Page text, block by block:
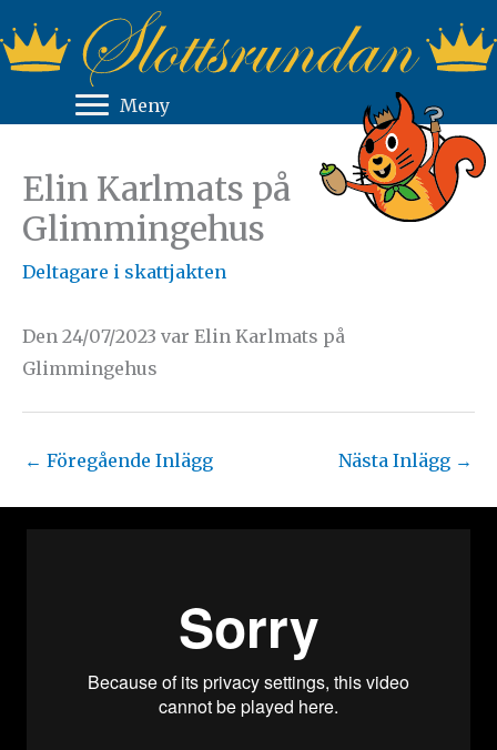
till
innehåll
Meny
Elin Karlmats på
Glimmingehus
Deltagare i skattjakten
Den 24/07/2023 var Elin Karlmats på
Glimmingehus
← Föregående Inlägg Nästa Inlägg →